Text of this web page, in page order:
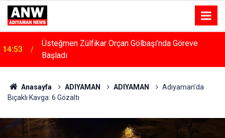
14:48 Menfeze Çarpan Araç Sürücüsü Yaralandı
Anasayfa ADIYAMAN ADIYAMAN
Adıyaman’da
Bıçaklı Kavga: 6 Gözaltı